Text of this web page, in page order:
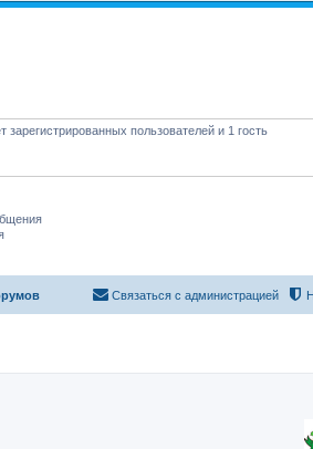
пользователей и 1 гость
Связаться с администрацией